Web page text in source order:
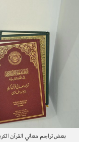
بعض تراجم معاني القرآن